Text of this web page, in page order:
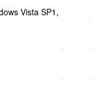
Vista SP1,